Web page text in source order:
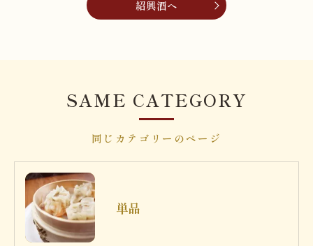
紹興酒へ
同じカテゴリーのページ
SAME CATEGORY
単品